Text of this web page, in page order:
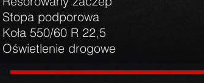
podporowa
550/60 R 22,5
drogowe